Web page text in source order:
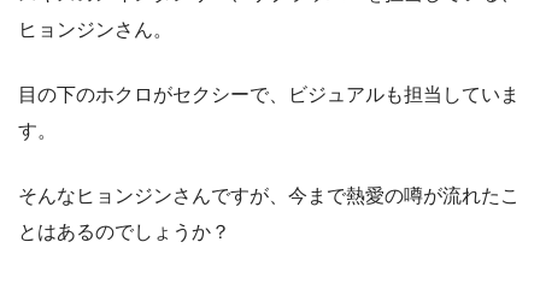
ヒョンジンさん。
目の下のホクロがセクシーで、ビジュアルも担当していま
す。
そんなヒョンジンさんですが、今まで熱愛の噂が流れたこ
とはあるのでしょうか？